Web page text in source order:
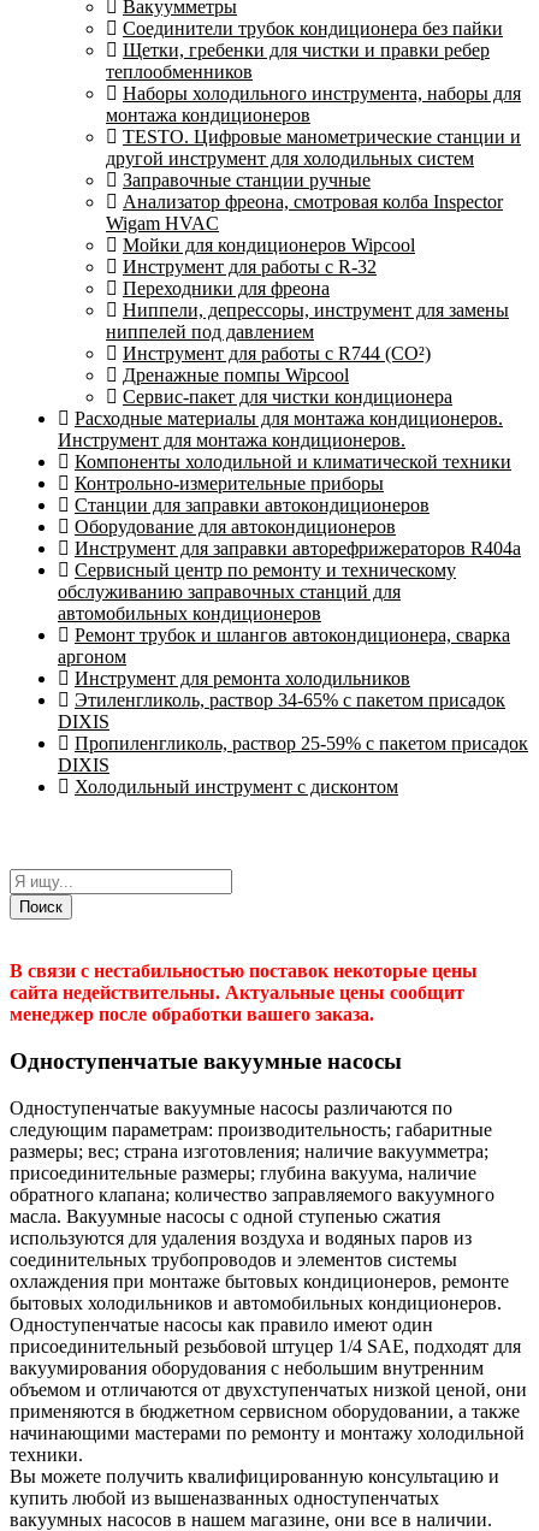
Вакуумметры
Соединители трубок кондиционера без пайки
Щетки, гребенки для чистки и правки ребер
теплообменников
Наборы холодильного инструмента, наборы для
монтажа кондиционеров
TESTO. Цифровые манометрические станции и
другой инструмент для холодильных систем
Заправочные станции ручные
Анализатор фреона, смотровая колба Inspector
Wigam HVAC
Мойки для кондиционеров Wipcool
Инструмент для работы с R-32
Переходники для фреона
Ниппели, депрессоры, инструмент для замены
ниппелей под давлением
Инструмент для работы с R744 (CO²)
Дренажные помпы Wipcool
Сервис-пакет для чистки кондиционера
Расходные материалы для монтажа кондиционеров.
Инструмент для монтажа кондиционеров.
Компоненты холодильной и климатической техники
Контрольно-измерительные приборы
Станции для заправки автокондиционеров
Оборудование для автокондиционеров
Инструмент для заправки авторефрижераторов R404a
Сервисный центр по ремонту и техническому
обслуживанию заправочных станций для
автомобильных кондиционеров
Ремонт трубок и шлангов автокондиционера, сварка
аргоном
Инструмент для ремонта холодильников
Этиленгликоль, раствор 34-65% с пакетом присадок
DIXIS
Пропиленгликоль, раствор 25-59% с пакетом присадок
DIXIS
Холодильный инструмент с дисконтом
Поиск
В связи с нестабильностью поставок некоторые цены
сайта недействительны. Актуальные цены сообщит
менеджер после обработки вашего заказа.
Одноступенчатые вакуумные насосы
Одноступенчатые вакуумные насосы различаются по
следующим параметрам: производительность; габаритные
размеры; вес; страна изготовления; наличие вакуумметра;
присоединительные размеры; глубина вакуума, наличие
обратного клапана; количество заправляемого вакуумного
масла. Вакуумные насосы с одной ступенью сжатия
используются для удаления воздуха и водяных паров из
соединительных трубопроводов и элементов системы
охлаждения при монтаже бытовых кондиционеров, ремонте
бытовых холодильников и автомобильных кондиционеров.
Одноступенчатые насосы как правило имеют один
присоединительный резьбовой штуцер 1/4 SAE, подходят для
вакуумирования оборудования с небольшим внутренним
объемом и отличаются от двухступенчатых низкой ценой, они
применяются в бюджетном сервисном оборудовании, а также
начинающими мастерами по ремонту и монтажу холодильной
техники.
Вы можете получить квалифицированную консультацию и
купить любой из вышеназванных одноступенчатых
вакуумных насосов в нашем магазине, они все в наличии.